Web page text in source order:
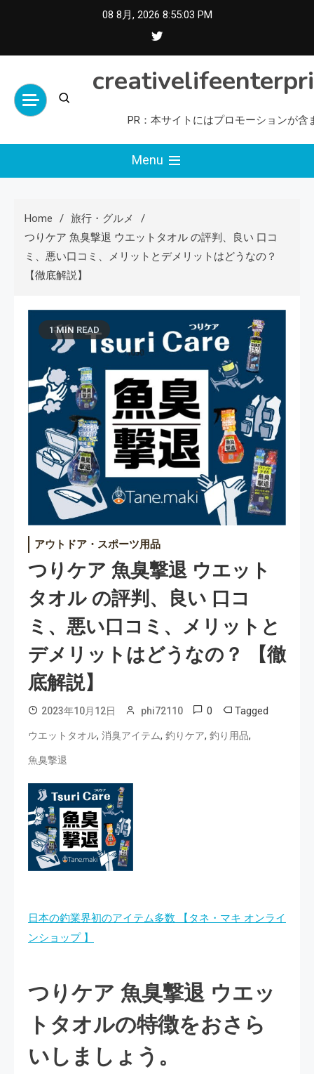
08 8月, 2026 8:55:05 PM
PR：本サイトにはプロモーションが含
Menu
Home
旅行・グルメ
つりケア 魚臭撃退 ウエットタオル の評判、良い 口コ
ミ、悪い口コミ、メリットとデメリットはどうなの？
【徹底解説】
1 MIN READ
アウトドア・スポーツ用品
つりケア 魚臭撃退 ウエット
タオル の評判、良い 口コ
ミ、悪い口コミ、メリットと
デメリットはどうなの？ 【徹
底解説】
2023年10月12日 phi72110 0 Tagged
ウエットタオル, 消臭アイテム, 釣りケア, 釣り用品,
魚臭撃退
日本の釣業界初のアイテム多数 【タネ・マキ オンライ
ンショップ 】
つりケア 魚臭撃退 ウエッ
トタオルの特徴をおさら
いしましょう。